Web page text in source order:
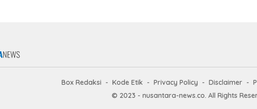
Box Redaksi Kode Etik Privacy Policy Disclaimer
© 2023 - nusantara-news.co. All Rights